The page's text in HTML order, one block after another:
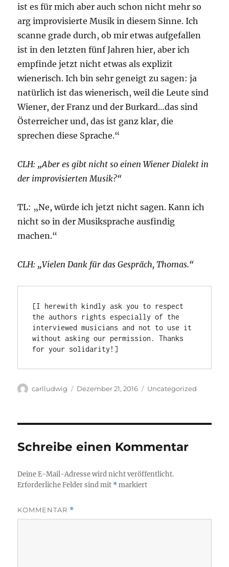
ist es für mich aber auch schon nicht mehr so
arg improvisierte Musik in diesem Sinne. Ich
scanne grade durch, ob mir etwas aufgefallen
ist in den letzten fünf Jahren hier, aber ich
empfinde jetzt nicht etwas als explizit
wienerisch. Ich bin sehr geneigt zu sagen: ja
natürlich ist das wienerisch, weil die Leute sind
Wiener, der Franz und der Burkard…das sind
Österreicher und, das ist ganz klar, die
sprechen diese Sprache.“
CLH: „Aber es gibt nicht so einen Wiener Dialekt in
der improvisierten Musik?“
TL: „Ne, würde ich jetzt nicht sagen. Kann ich
nicht so in der Musiksprache ausfindig
machen.“
CLH: „Vielen Dank für das Gespräch, Thomas.“
[I herewith kindly ask you to respect
the authors rights especially of the
interviewed musicians and not to use it
without asking our permission. Thanks
for your solidarity!]
Autor
carlludwig
Veröffentlicht
Dezember 21, 2016 Kategorien
Uncategorized
Schreibe einen Kommentar
Deine E-Mail-Adresse wird nicht veröffentlicht.
Erforderliche Felder sind mit *markiert
KOMMENTAR *